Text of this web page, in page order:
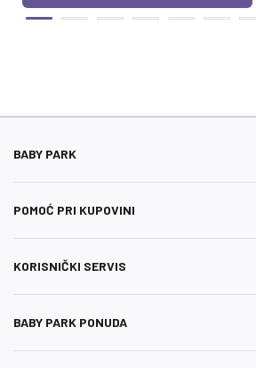
BABY PARK
POMOĆ PRI KUPOVINI
KORISNIČKI SERVIS
BABY PARK PONUDA